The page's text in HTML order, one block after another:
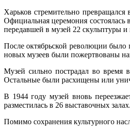
Харьков стремительно
Официальная церемония
передавшей в музей 22 скульптуры
После октябрьской революции было
новых музеев были пожертвованы
Музей сильно пострадал во время
Остальные были расхищены или
В 1944 году музей вновь
разместилась в 26 выставочных
Помимо сохранения культурного